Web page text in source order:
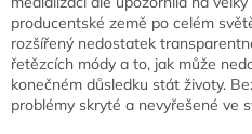
producentské země po celém
rozšířený nedostatek
řetězcích módy a to, jak může
konečném důsledku stát životy.
problémy skryté a nevyřešené ve